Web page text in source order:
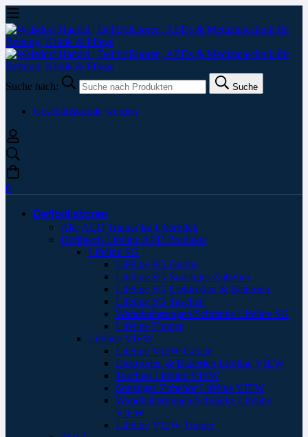
Suche nach: Suche
Geschäftskunde werden
0
Defibrillatoren
Alle AED Trainer im Überblick
Defibtech Lifeline AED Produkte
Lifeline SG
Lifeline SG Geräte
Lifeline SG Sonstiges Zubehör
Lifeline SG Elektroden & Batterien
Lifeline SG Taschen
Wandhalterungen/Schränke Lifeline SG
Lifeline Trainer
Lifeline VIEW
Lifeline VIEW Geräte
Elektroden & Batterien Lifeline VIEW
Taschen Lifeline VIEW
Sonstiges Zubehör Lifeline VIEW
Wandhalterungen/Schränke Lifeline
VIEW
Lifeline VIEW Trainer